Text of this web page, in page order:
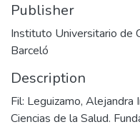
Publisher
Instituto Universitario de
Barceló
Description
Fil: Leguizamo,
Ciencias de la Salud.